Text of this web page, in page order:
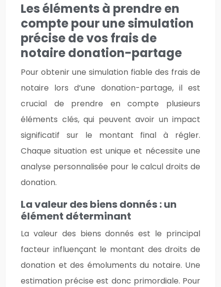
Les éléments à prendre en
compte pour une simulation
précise de vos frais de
notaire donation-partage
Pour obtenir une simulation fiable des frais de
notaire lors d’une donation-partage, il est
crucial de prendre en compte plusieurs
éléments clés, qui peuvent avoir un impact
significatif sur le montant final à régler.
Chaque situation est unique et nécessite une
analyse personnalisée pour le calcul droits de
donation.
La valeur des biens donnés : un
élément déterminant
La valeur des biens donnés est le principal
facteur influençant le montant des droits de
donation et des émoluments du notaire. Une
estimation précise est donc primordiale. Pour